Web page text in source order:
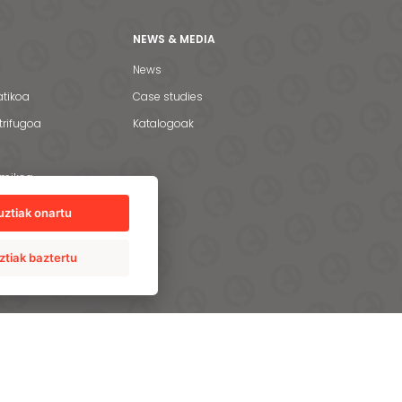
beste zerbitzu
NEWS & MEDIA
News
Case studies
Katalogoak
onartu
baztertu